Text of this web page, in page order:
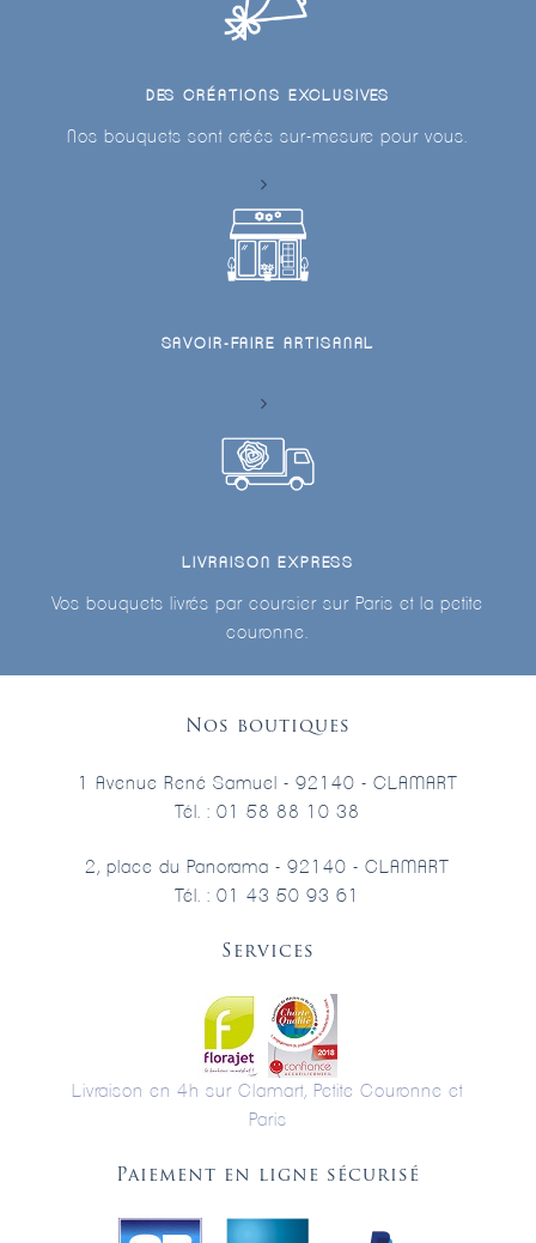
DES CRÉATIONS EXCLUSIVES
Nos bouquets sont créés sur-mesure pour vous.
SAVOIR-FAIRE ARTISANAL
LIVRAISON EXPRESS
Vos bouquets livrés par coursier sur Paris et la petite
couronne.
Nos boutiques
1 Avenue René Samuel - 92140 - CLAMART
Tél. : 01 58 88 10 38
2, place du Panorama - 92140 - CLAMART
Tél. : 01 43 50 93 61
Services
Livraison en 4h sur Clamart, Petite Couronne et
Paris
Paiement en ligne sécurisé